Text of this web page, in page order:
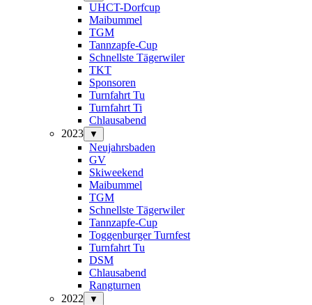
UHCT-Dorfcup
Maibummel
TGM
Tannzapfe-Cup
Schnellste Tägerwiler
TKT
Sponsoren
Turnfahrt Tu
Turnfahrt Ti
Chlausabend
2023
▼
Neujahrsbaden
GV
Skiweekend
Maibummel
TGM
Schnellste Tägerwiler
Tannzapfe-Cup
Toggenburger Turnfest
Turnfahrt Tu
DSM
Chlausabend
Rangturnen
2022
▼